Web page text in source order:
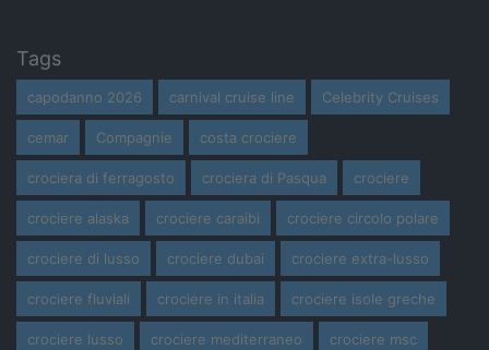
Tags
capodanno 2026 carnival cruise line Celebrity Cruises
cemar Compagnie costa crociere
crociera di ferragosto crociera di Pasqua crociere
crociere alaska crociere caraibi crociere circolo polare
crociere di lusso crociere dubai crociere extra-lusso
crociere fluviali crociere in italia crociere isole greche
crociere lusso crociere mediterraneo crociere msc